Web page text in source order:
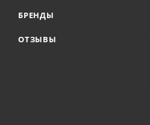
БРЕНДЫ
ОТЗЫВЫ